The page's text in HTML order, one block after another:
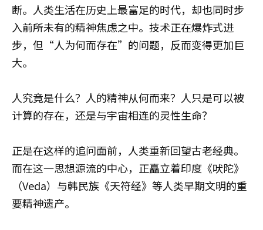
断。人类生活在历史上最富足的时代，却也同时步
入前所未有的精神焦虑之中。技术正在爆炸式进
步，但“人为何而存在”的问题，反而变得更加巨
大。
人究竟是什么？人的精神从何而来？人只是可以被
计算的存在，还是与宇宙相连的灵性生命？
正是在这样的追问面前，人类重新回望古老经典。
而在这一思想源流的中心，正矗立着印度《吠陀》
（Veda）与韩民族《天符经》等人类早期文明的重
要精神遗产。